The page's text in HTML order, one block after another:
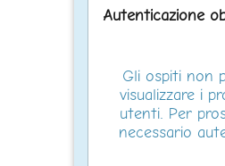
Autenticazione
Gli ospiti non
visualizzare i
utenti. Per
necessario